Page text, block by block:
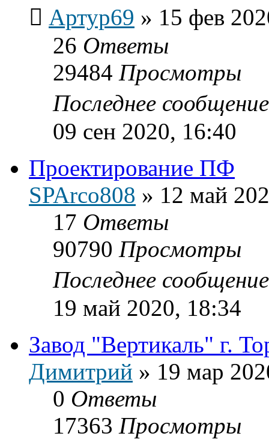
Артур69 » 15 фев
26 Ответы
29484 Просмотры
Последнее
09 сен 2020, 16:40
Проектирование ПФ
SPArco808 » 12 май
17 Ответы
90790 Просмотры
Последнее
19 май 2020, 18:34
Завод "Вертикаль" г.
Димитрий » 19 мар
0 Ответы
17363 Просмотры